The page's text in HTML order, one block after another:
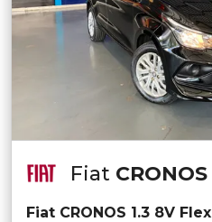
Fiat CRONOS
Fiat CRONOS 1.3 8V Flex